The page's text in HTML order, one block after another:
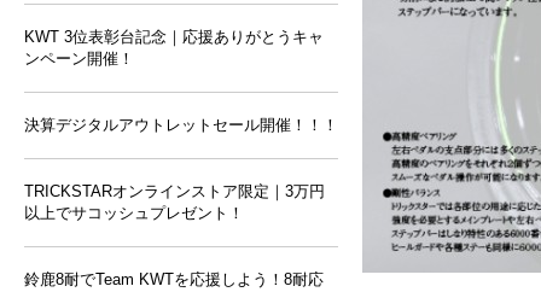
KWT 3位表彰台記念｜応援ありがとうキャ
ンペーン開催！
決算デジタルアウトレットセール開催！！！
TRICKSTARオンラインストア限定｜3万円
以上でサコッシュプレゼント！
鈴鹿8耐でTeam KWTを応援しよう！8耐応